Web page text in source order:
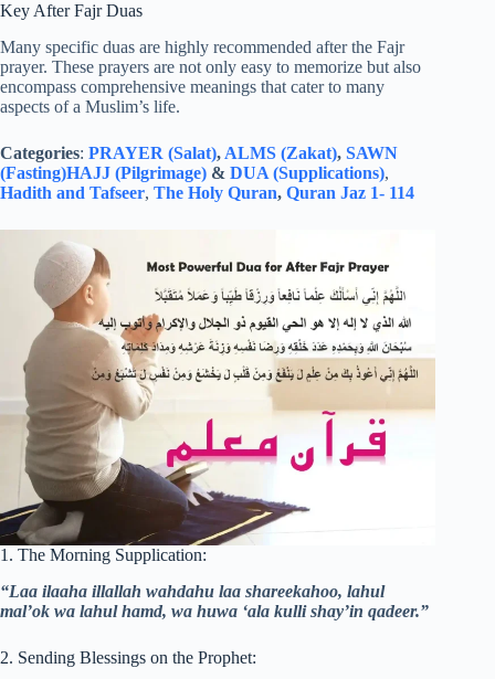
Key After Fajr Duas
Many specific duas are highly recommended after the Fajr
prayer. These prayers are not only easy to memorize but also
encompass comprehensive meanings that cater to many
aspects of a Muslim’s life.
Categories: PRAYER (Salat), ALMS (Zakat), SAWN
(Fasting)HAJJ (Pilgrimage) & DUA (Supplications),
Hadith and Tafseer, The Holy Quran, Quran Jaz 1- 114
1. The Morning Supplication:
“Laa ilaaha illallah wahdahu laa shareekahoo, lahul
mal’ok wa lahul hamd, wa huwa ‘ala kulli shay’in qadeer.”
2. Sending Blessings on the Prophet: